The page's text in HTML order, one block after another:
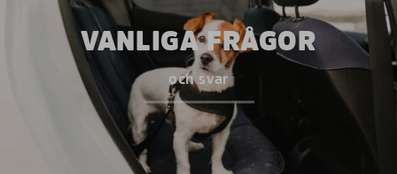
VANLIGA FRÅGOR
och svar